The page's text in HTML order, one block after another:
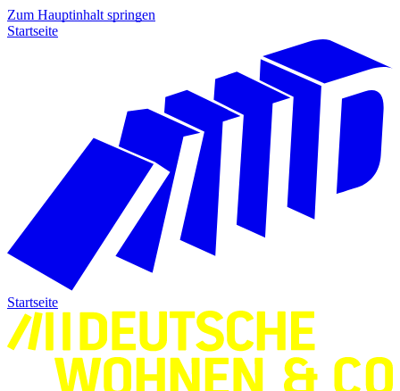
Zum Hauptinhalt springen
Startseite
Startseite